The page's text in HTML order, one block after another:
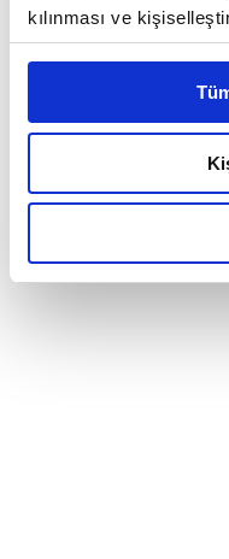
kılınması ve
reklam/pazarlama
Çerezlere ilişkin
belirleyebilirsiniz.
Ayarlar butonuna
Metnimizi ziyaret
okumak ve sitemizi